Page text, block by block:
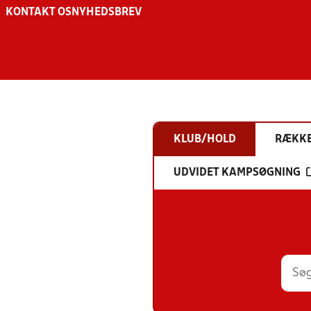
KONTAKT OS NYHEDSBREV
KLUB/HOLD
UDVIDET KAMPSØGNING